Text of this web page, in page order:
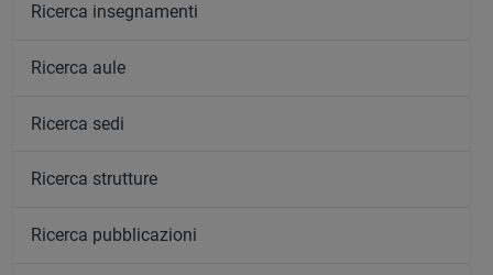
Ricerca insegnamenti
Ricerca aule
Ricerca sedi
Ricerca strutture
Ricerca pubblicazioni